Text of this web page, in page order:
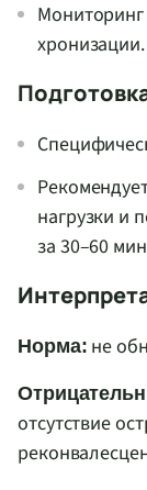
Мониторинг
хронизации.
нагрузки и
за 30–60
Норма: не
отсутствие